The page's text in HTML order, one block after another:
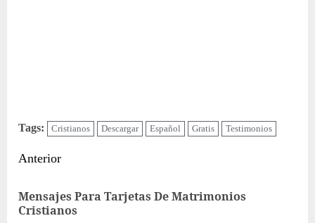
Tags: Cristianos Descargar Español Gratis Testimonios
Sigue
leyendo
Anterior
Mensajes Para Tarjetas De Matrimonios
Cristianos